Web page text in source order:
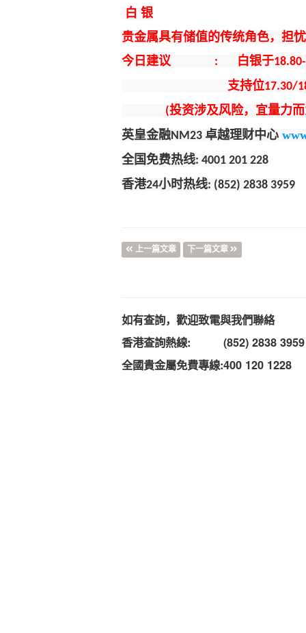
白 银
贵金属具有储值的传统角色，担
今日建议: 白银于
支持位17.30/
(投资涉及风险，宜量力
英皇金融NM23 卓越理财中心
全国免费热线: 4001 201 228
香港24小时热线: (852) 2838 3959
上一篇文章 下一篇文章
如有查詢，歡迎致電與我們聯絡
香港查詢熱線:
(852) 2838 3959
全國貴金屬免費專線:400 120 1228